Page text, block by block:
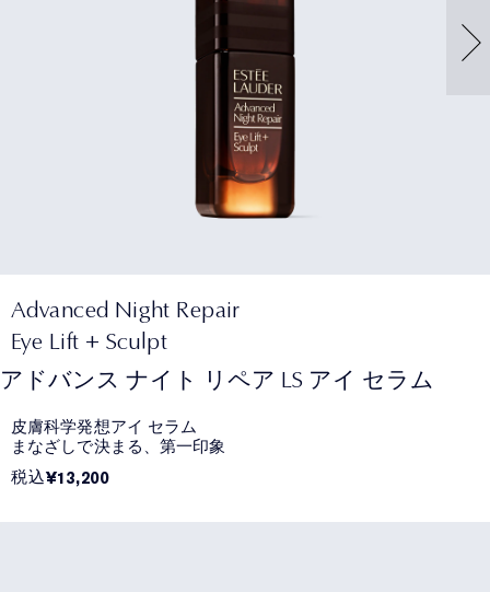
Advanced Night Repair
Eye Lift + Sculpt
アドバンス ナイト リペア LS アイ セラム
皮膚科学発想アイ セラム
まなざしで決まる、第一印象
税込¥13,200